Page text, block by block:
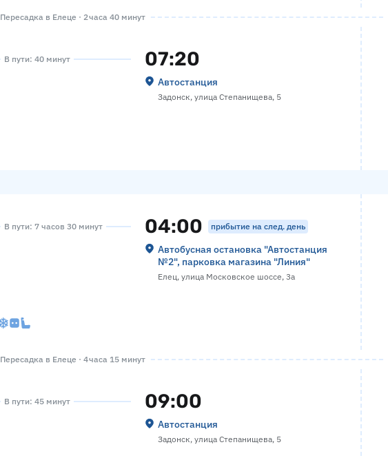
Пересадка в Елеце · 2 часа 40 минут
В пути: 40 минут 07:20
Автостанция
Задонск, улица Степанищева, 5
В пути: 7 часов 30 минут 04:00 прибытие на след. день
Автобусная остановка "Автостанция
№2", парковка магазина "Линия"
Елец, улица Московское шоссе, 3а
Пересадка в Елеце · 4 часа 15 минут
В пути: 45 минут 09:00
Автостанция
Задонск, улица Степанищева, 5